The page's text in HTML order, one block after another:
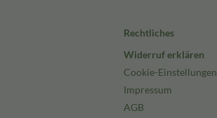
Rechtliches
Widerruf erklären
Cookie-Einstellungen
Impressum
AGB